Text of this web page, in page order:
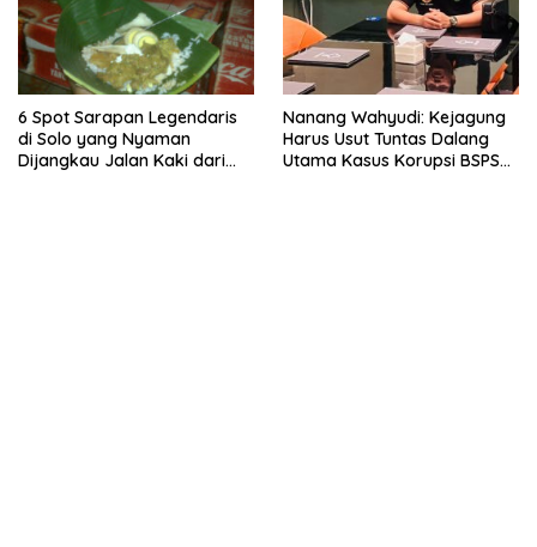
6 Spot Sarapan Legendaris
di Solo yang Nyaman
Dijangkau Jalan Kaki dari
Nanang Wahyudi: Kejagung
Harus Usut Tuntas Dalang
Utama Kasus Korupsi BSPS